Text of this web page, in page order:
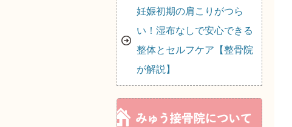
妊娠初期の肩こりがつら
い！湿布なしで安心できる
整体とセルフケア【整骨院
が解説】